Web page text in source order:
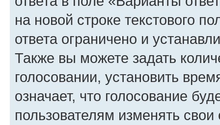
на новой строке текстового
ответа ограничено и
Также вы можете задать
голосовании, установить
означает, что голосование
пользователям изменять свои